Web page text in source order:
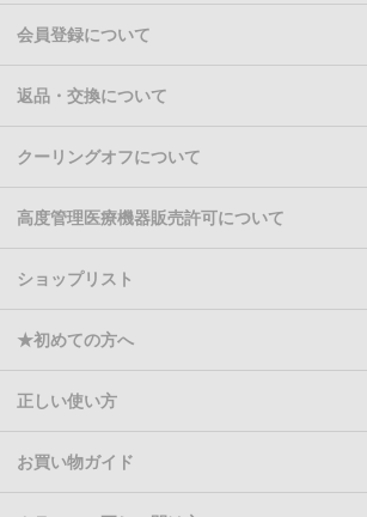
会員登録について
返品・交換について
クーリングオフについて
高度管理医療機器販売許可について
ショップリスト
★初めての方へ
正しい使い方
お買い物ガイド